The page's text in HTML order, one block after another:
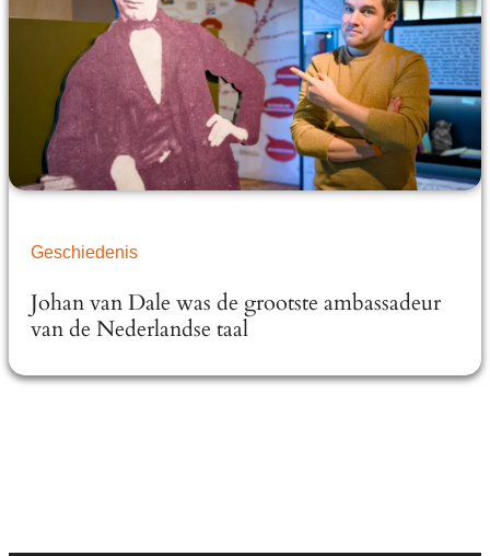
Geschiedenis
Johan van Dale was de grootste ambassadeur
van de Nederlandse taal